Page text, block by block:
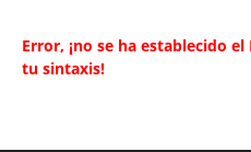
Error, ¡no se ha establecido
tu sintaxis!